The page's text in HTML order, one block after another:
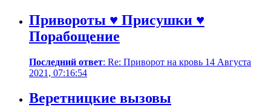
Привороты ♥ Присушки ♥
Порабощение
Последний ответ: Re: Приворот на кровь 14 Августа
2021, 07:16:54
Веретницкие вызовы